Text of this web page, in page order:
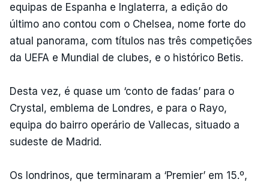
equipas de Espanha e Inglaterra, a edição do
último ano contou com o Chelsea, nome forte do
atual panorama, com títulos nas três competições
da UEFA e Mundial de clubes, e o histórico Betis.
Desta vez, é quase um ‘conto de fadas’ para o
Crystal, emblema de Londres, e para o Rayo,
equipa do bairro operário de Vallecas, situado a
sudeste de Madrid.
Os londrinos, que terminaram a ‘Premier’ em 15.º,